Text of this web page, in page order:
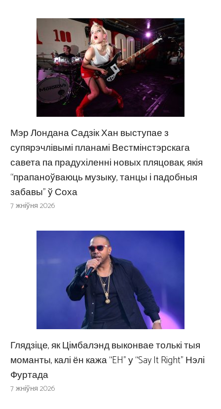
Мэр Лондана Садзік Хан выступае з
супярэчлівымі планамі Вестмінстэрскага
савета па прадухіленні новых пляцовак, якія
“прапаноўваюць музыку, танцы і падобныя
забавы” ў Соха
7 жніўня 2026
Глядзіце, як Цімбалэнд выконвае толькі тыя
моманты, калі ён кажа “EH” у “Say It Right” Нэлі
Фуртада
7 жніўня 2026